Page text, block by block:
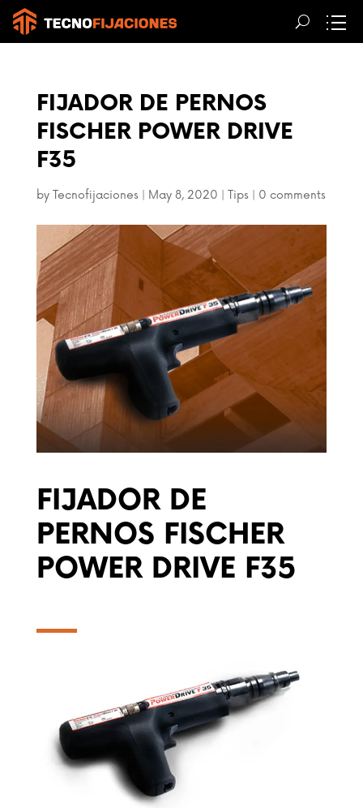
FIJADOR DE PERNOS
FISCHER POWER DRIVE
F35
by Tecnofijaciones May 8, 2020 Tips 0 comments
FIJADOR DE
PERNOS FISCHER
POWER DRIVE F35